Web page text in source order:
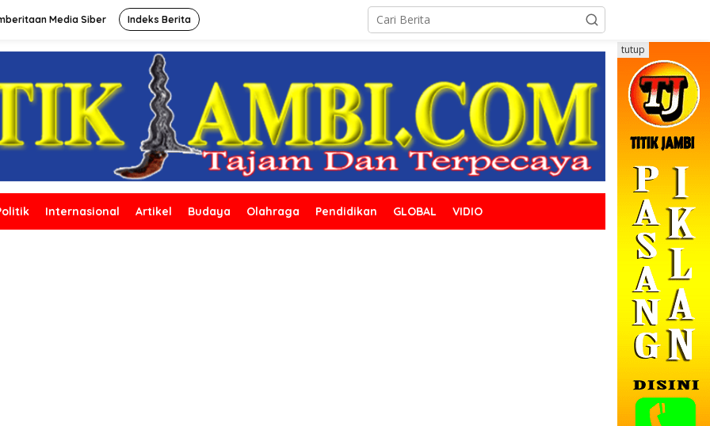
Media Siber Indeks Berita
Internasional Artikel Budaya Olahraga Pendidikan GLOBAL VIDIO
tutup